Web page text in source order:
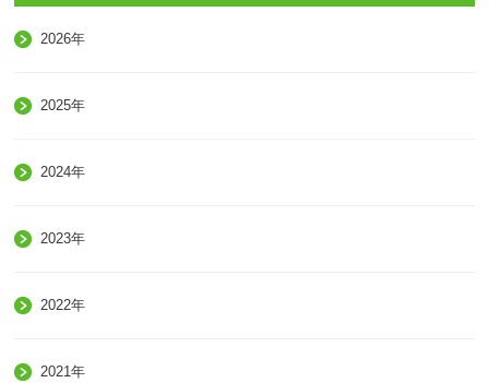
2026年
2025年
2024年
2023年
2022年
2021年